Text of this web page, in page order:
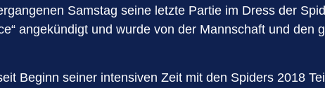
Samstag seine letzte Partie im Dress der
angekündigt und wurde von der Mannschaft und den
Beginn seiner intensiven Zeit mit den Spiders 2018